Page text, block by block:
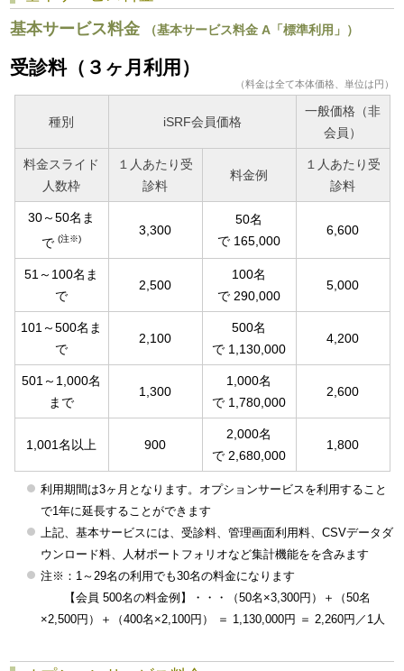
基本サービス料金
（基本サービス料金 A「標準利用」）
受診料（３ヶ月利用）
（料金は全て本体価格、単位は円）
種別 iSRF会員価格
一般価格（非
会員）
料金スライド
人数枠
１人あたり受
診料
料金例
１人あたり受
診料
30～50名ま
で (注※)
3,300
50名
で 165,000
6,600
51～100名ま
で
2,500
100名
で 290,000
5,000
101～500名ま
で
2,100
500名
で 1,130,000
4,200
501～1,000名
まで
1,300
1,000名
で 1,780,000
2,600
1,001名以上 900
2,000名
で 2,680,000
1,800
利用期間は3ヶ月となります。オプションサービスを利用すること
で1年に延長することができます
上記、基本サービスには、受診料、管理画面利用料、CSVデータダ
ウンロード料、人材ポートフォリオなど集計機能をを含みます
注※：1～29名の利用でも30名の料金になります
【会員 500名の料金例】・・・（50名×3,300円）＋（50名
×2,500円）＋（400名×2,100円） ＝ 1,130,000円 ＝ 2,260円／1人